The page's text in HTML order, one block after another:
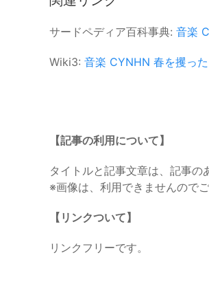
サードペディア百科事典: 音楽
Wiki3: 音楽 CYNHN 春を攫った
【記事の利用について】
タイトルと記事文章は、記事の
※画像は、利用できませんのでご
【リンクついて】
リンクフリーです。